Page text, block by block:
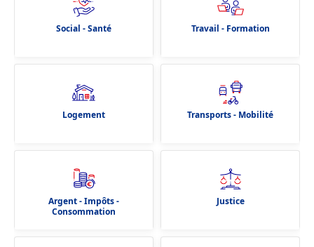
Social - Santé Travail - Formation
Logement Transports - Mobilité
Argent - Impôts -
Consommation
Justice